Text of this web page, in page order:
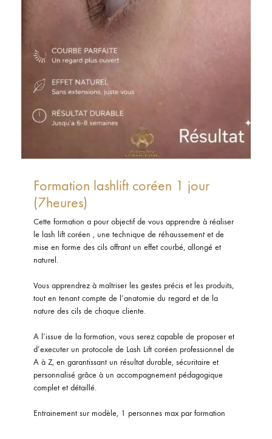
Formation lashlift coréen 1 jour
(7heures)
Cette formation a pour objectif de vous apprendre à réaliser
le lash lift coréen , une technique de réhaussement et de
mise en forme des cils offrant un effet courbé, allongé et
naturel.
Vous apprendrez à maîtriser les gestes précis et les produits,
tout en tenant compte de l’anatomie du regard et de la
nature des cils de chaque cliente.
A l’issue de la formation, vous serez capable de proposer et
d’executer un protocole de Lash Lift coréen professionnel de
A à Z, en garantissant un résultat durable, sécuritaire et
personnalisé grâce à un accompagnement pédagogique
complet et détaillé.
Entrainement sur modèle, 1 personnes max par formation